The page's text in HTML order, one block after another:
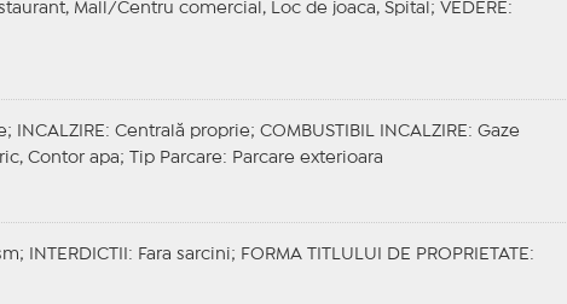
Mall/Centru comercial, Loc de joaca, Spital; VEDERE :
INCALZIRE : Centrală proprie; COMBUSTIBIL INCALZIRE : Gaze
Contor apa; Tip Parcare: Parcare exterioara
INTERDICTII : Fara sarcini; FORMA TITLULUI DE PROPRIETATE :